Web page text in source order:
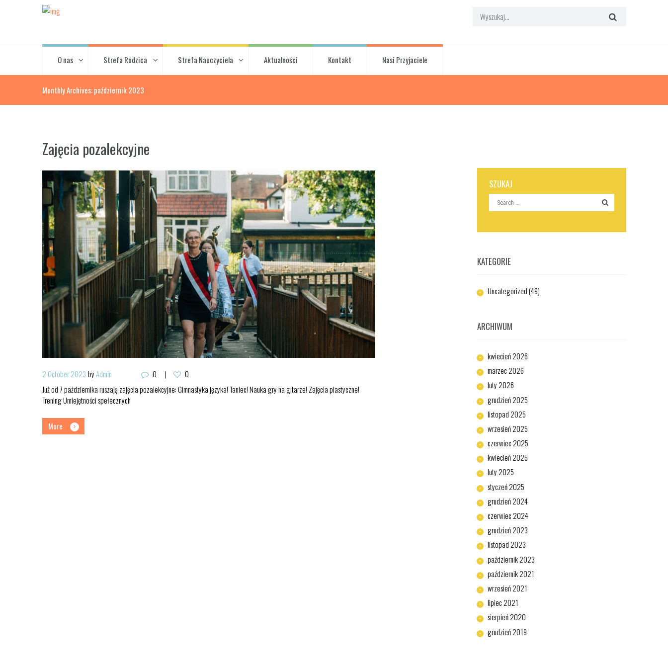
O nas Strefa Rodzica Strefa Nauczyciela Aktualności Kontakt Nasi Przyjaciele
Monthly Archives: październik 2023
Zajęcia pozalekcyjne
2 October 2023 byAdmin 0
0
Już od 7 października ruszają zajęcia pozalekcyjne: Gimnastyka języka! Taniec! Nauka gry na gitarze! Zajęcia plastyczne!
Trening Umiejętności spełecznych
More
SZUKAJ
KATEGORIE
Uncategorized(49)
ARCHIWUM
kwiecień2026
marzec 2026
luty 2026
grudzień2025
listopad 2025
wrzesień2025
czerwiec 2025
kwiecień2025
luty2025
styczeń2025
grudzień2024
czerwiec 2024
grudzień2023
listopad2023
październik2023
październik2021
wrzesień2021
lipiec 2021
sierpień2020
grudzień2019